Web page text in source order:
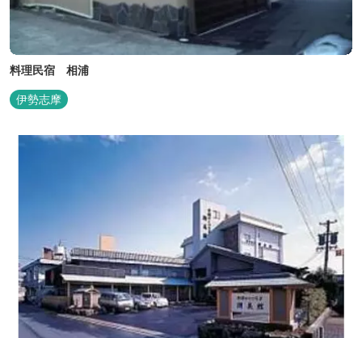
料理民宿 相浦
伊勢志摩